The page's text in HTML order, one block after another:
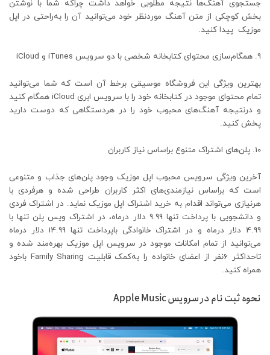
جستجوی آهنگ‌ها نتیجه مطلوبی خواهد داشت چراکه شما با نوشتن
بخش کوچکی از متن آهنگ موردنظر خود می‌توانید آن را به‌راحتی در اپل
موزیک پیدا کنید.
همگام‌سازی محتوای کتابخانه شخصی با دو سرویس iTunes و iCloud
بهترین ویژگی این فروشگاه موسیقی برخط آن است که شما می‌توانید
تمام محتوای موجود در کتابخانه خود را با سرویس ابری iCloud همگام کنید
و درنتیجه آهنگ‌های محبوب خود را در هردستگاهی که دوست دارید
پخش کنید.
پلن‌های اشتراک متنوع براساس نیاز کاربران
آخرین ویژگی سرویس محبوب اپل موزیک وجود پلن‌های جذاب و متنوعی
است که براساس نیازمندی‌های اکثر کاربران طراحی شده و هرفردی با
هرنیازی می‌تواند اقدام به خرید اشتراک اپل موزیک نماید. در اشتراک فردی
و دانشجویی با پرداخت تنها 9.99 دلار درماه، در اشتراک ویس پلن تنها با
4.99 دلار درماه و در اشتراک خانوادگی باپرداخت تنها 14.99 دلار درماه
می‌توانید از تمام امکانات موجود در سرویس اپل موزیک بهره‌مند شده و
تاحداکثر 6نفر از اعضای خانواده را به‌کمک قابلیت Family Sharing باخود
همراه کنید.
نحوه ثبت نام در سرویس Apple Music